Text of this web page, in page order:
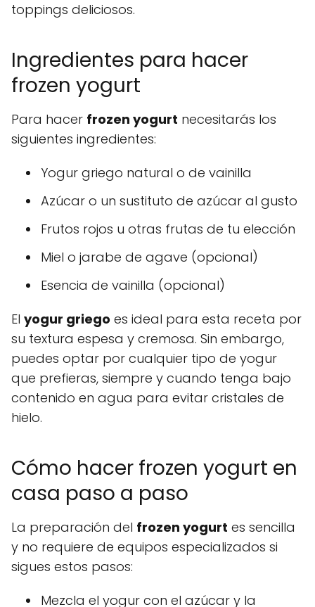
toppings deliciosos.
Ingredientes para hacer
frozen yogurt
Para hacer frozen yogurt necesitarás los
siguientes ingredientes:
Yogur griego natural o de vainilla
Azúcar o un sustituto de azúcar al gusto
Frutos rojos u otras frutas de tu elección
Miel o jarabe de agave (opcional)
Esencia de vainilla (opcional)
El yogur griego es ideal para esta receta por
su textura espesa y cremosa. Sin embargo,
puedes optar por cualquier tipo de yogur
que prefieras, siempre y cuando tenga bajo
contenido en agua para evitar cristales de
hielo.
Cómo hacer frozen yogurt en
casa paso a paso
La preparación del frozen yogurt es sencilla
y no requiere de equipos especializados si
sigues estos pasos:
Mezcla el yogur con el azúcar y la